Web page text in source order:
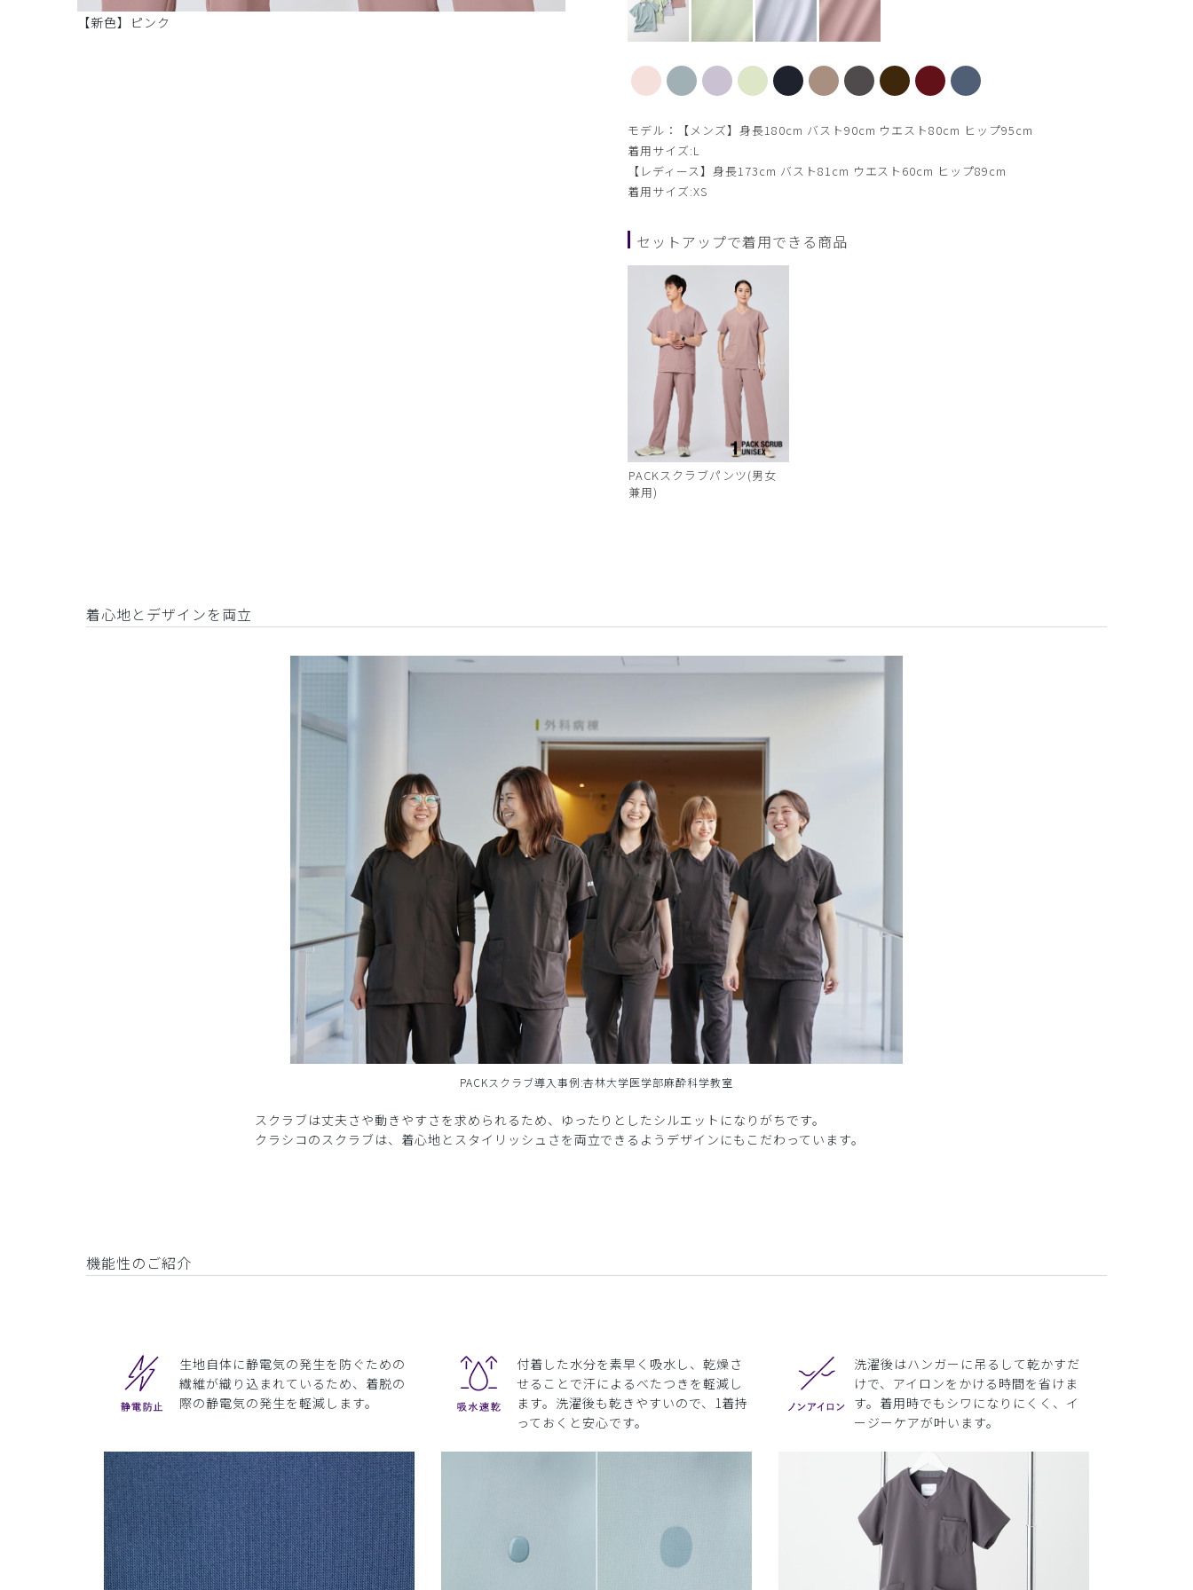
【新色】ピンク 【新色】サックス
モデル：【メンズ】身長180cm バスト90cm ウエスト80cm ヒップ95cm
着用サイズ:L
【レディース】身長173cm バスト81cm ウエスト60cm ヒップ89cm
着用サイズ:XS
セットアップで着用できる商品
PACKスクラブパンツ(男女
兼用)
着心地とデザインを両立
PACKスクラブ導入事例:杏林大学医学部麻酔科学教室
スクラブは丈夫さや動きやすさを求められるため、ゆったりとしたシルエットになりがちです。
クラシコのスクラブは、着心地とスタイリッシュさを両立できるようデザインにもこだわっています。
機能性のご紹介
生地自体に静電気の発生を防ぐための
繊維が織り込まれているため、着脱の
際の静電気の発生を軽減します。
付着した水分を素早く吸水し、乾燥さ
せることで汗によるべたつきを軽減し
ます。洗濯後も乾きやすいので、1着持
っておくと安心です。
洗濯後はハンガーに吊るして乾かすだ
けで、アイロンをかける時間を省けま
す。着用時でもシワになりにくく、イ
ージーケアが叶います。